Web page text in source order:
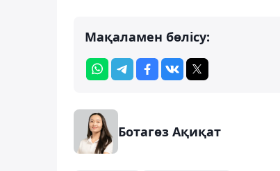
Мақаламен бөлісу:
Ботагөз Ақиқат